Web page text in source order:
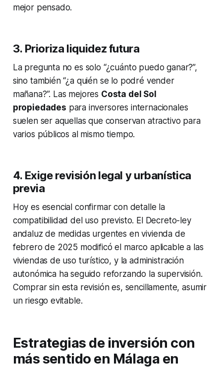
mejor pensado.
3. Prioriza liquidez futura
La pregunta no es solo “¿cuánto puedo ganar?”,
sino también “¿a quién se lo podré vender
mañana?”. Las mejores Costa del Sol
propiedades para inversores internacionales
suelen ser aquellas que conservan atractivo para
varios públicos al mismo tiempo.
4. Exige revisión legal y urbanística
previa
Hoy es esencial confirmar con detalle la
compatibilidad del uso previsto. El Decreto-ley
andaluz de medidas urgentes en vivienda de
febrero de 2025 modificó el marco aplicable a las
viviendas de uso turístico, y la administración
autonómica ha seguido reforzando la supervisión.
Comprar sin esta revisión es, sencillamente, asumir
un riesgo evitable.
Estrategias de inversión con
más sentido en Málaga en